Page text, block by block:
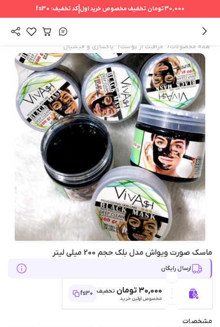
30,000 تومان تخفیف مخصوص خرید اول کد تخفیف: fs30
همه محصولات/ مراقبت از پوست/ پاکسازی و فیشیال
ماسک صورت ویواش مدل بلک حجم 200 میلی لیتر
ارسال رایگان
30,000 تومان تخفیف
مخصوص اولین خرید
fs30
مشخصات